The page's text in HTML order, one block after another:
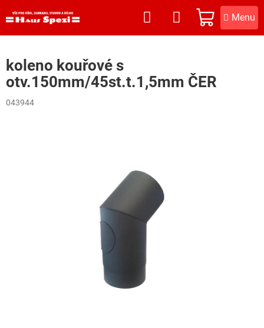
na
NÁKUPNÍ
KOŠÍK
koleno kouřové s
otv.150mm/45st.t.1,5mm ČER
043944